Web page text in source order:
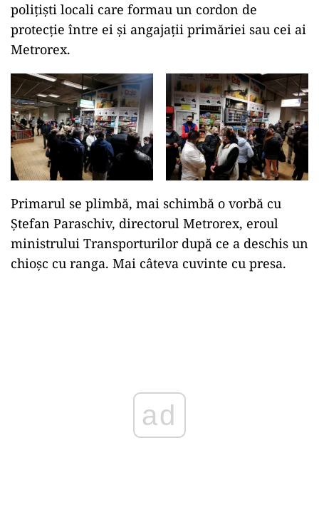
polițiști locali care formau un cordon de
protecție între ei și angajații primăriei sau cei ai
Metrorex.
Primarul se plimbă, mai schimbă o vorbă cu
Ștefan Paraschiv, directorul Metrorex, eroul
ministrului Transporturilor după ce a deschis un
chioșc cu ranga. Mai câteva cuvinte cu presa.
ad